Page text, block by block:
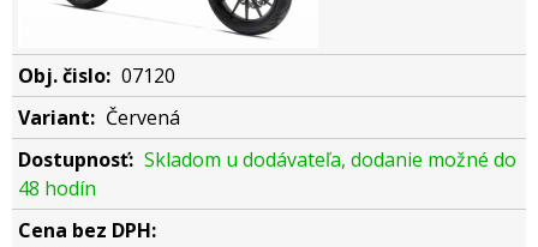
07120
Červená
Skladom u dodávateľa, dodanie možné do
48 hodín